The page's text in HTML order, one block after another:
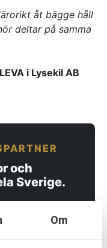
Om
bygger
mervärde i
åt bägge håll
deltar på samma
i Lysekil AB
och
Sverige.